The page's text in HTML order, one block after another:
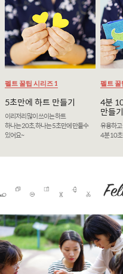
펠트 꿀팁 시리즈 1
5초만에 하트 만들기
이리저리 많이 쓰이는 하트
하나는 20초, 하나는 5초만에 만들수
있어요~
펠트 꿀
4분
만들기
유용하
4분 10